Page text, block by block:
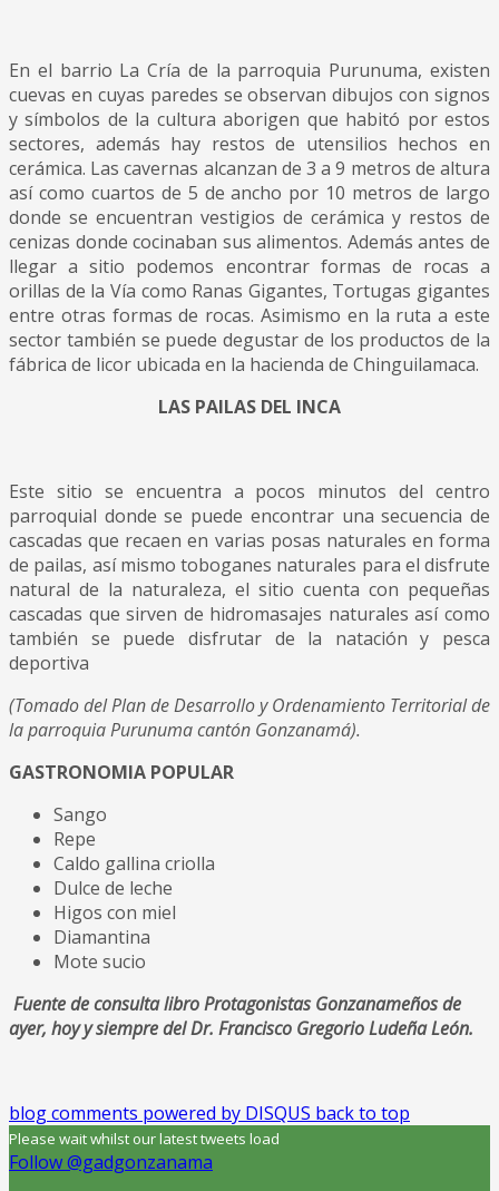
En el barrio La Cría de la parroquia Purunuma, existen
cuevas en cuyas paredes se observan dibujos con signos
y símbolos de la cultura aborigen que habitó por estos
sectores, además hay restos de utensilios hechos en
cerámica. Las cavernas alcanzan de 3 a 9 metros de altura
así como cuartos de 5 de ancho por 10 metros de largo
donde se encuentran vestigios de cerámica y restos de
cenizas donde cocinaban sus alimentos. Además antes de
llegar a sitio podemos encontrar formas de rocas a
orillas de la Vía como Ranas Gigantes, Tortugas gigantes
entre otras formas de rocas. Asimismo en la ruta a este
sector también se puede degustar de los productos de la
fábrica de licor ubicada en la hacienda de Chinguilamaca.
LAS PAILAS DEL INCA
Este sitio se encuentra a pocos minutos del centro
parroquial donde se puede encontrar una secuencia de
cascadas que recaen en varias posas naturales en forma
de pailas, así mismo toboganes naturales para el disfrute
natural de la naturaleza, el sitio cuenta con pequeñas
cascadas que sirven de hidromasajes naturales así como
también se puede disfrutar de la natación y pesca
deportiva
(Tomado del Plan de Desarrollo y Ordenamiento Territorial de
la parroquia Purunuma cantón Gonzanamá).
GASTRONOMIA POPULAR
Sango
Repe
Caldo gallina criolla
Dulce de leche
Higos con miel
Diamantina
Mote sucio
Fuente de consulta libro Protagonistas Gonzanameños de
ayer, hoy y siempredel Dr. Francisco Gregorio Ludeña León.
blog comments powered by DISQUS back to top
Please wait whilst our latest tweets load
Follow @gadgonzanama